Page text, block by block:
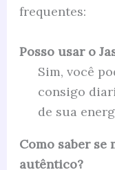
frequentes:
Posso usar o
Sim, você
consigo
de sua
Como saber se
autêntico?